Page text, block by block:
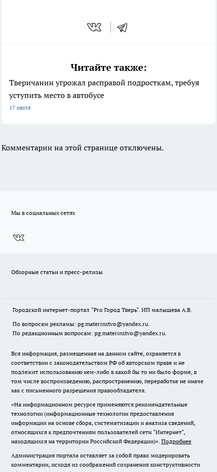
Читайте также:
Тверичанин угрожал расправой подросткам, требуя
уступить место в автобусе
17 июля
Комментарии на этой странице отключены.
Мы в социальных сетях
Обзорные статьи и пресс-релизы
Городской интернет-портал "Pro Город Тверь". ИП малышева А.В.
По вопросам рекламы: pg.materinstvo@yandex.ru.
По редакционным вопросам: pg.materinstvo@yandex.ru.
Вся информация, размещенная на данном сайте, охраняется в
соответствии с законодательством РФ об авторском праве и не
подлежит использованию кем-либо в какой бы то ни было форме, в
том числе воспроизведению, распространению, переработке не иначе
как с письменного разрешения правообладателя.
«На информационном ресурсе применяются рекомендательные
технологии (информационные технологии предоставления
информации на основе сбора, систематизации и анализа сведений,
относящихся к предпочтениям пользователей сети "Интернет",
находящихся на территории Российской Федерации)». Подробнее
Администрация портала оставляет за собой право модерировать
комментарии, исходя из соображений сохранения конструктивности